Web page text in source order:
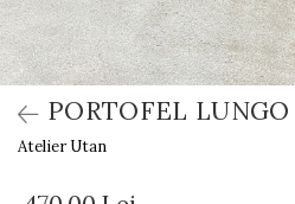
PORTOFEL LUNGO
Atelier Utan